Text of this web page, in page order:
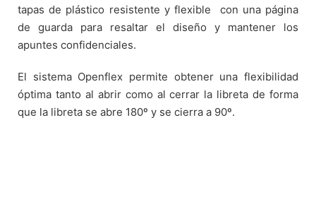
tapas de plástico resistente y flexible
con una página
de guarda para resaltar el diseño y mantener los
apuntes confidenciales.
El sistema Openflex permite obtener una flexibilidad
óptima tanto al abrir como al cerrar la libreta de forma
que la libreta se abre 180º y se cierra a 90º.